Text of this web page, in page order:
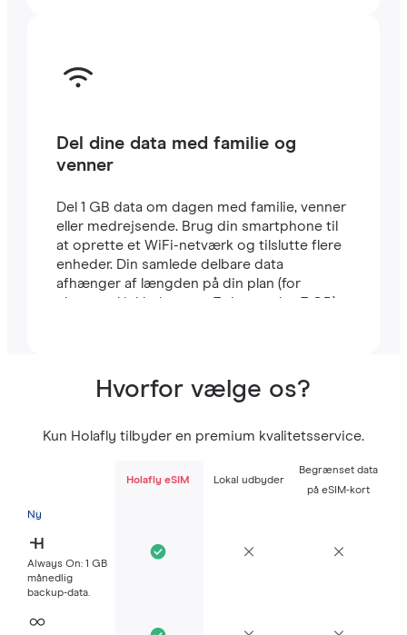
Del dine data med familie og
venner
Del 1 GB data om dagen med familie, venner
eller medrejsende. Brug din smartphone til
at oprette et WiFi-netværk og tilslutte flere
enheder. Din samlede delbare data
afhænger af længden på din plan (for
eksempel inkluderer en 7-dages plan 7 GB).
Hvorfor vælge os?
Kun Holafly tilbyder en premium kvalitetsservice.
Holafly eSIM Lokal udbyder
Begrænset data
på eSIM-kort
Ny
Always On: 1 GB
månedlig
backup-data.